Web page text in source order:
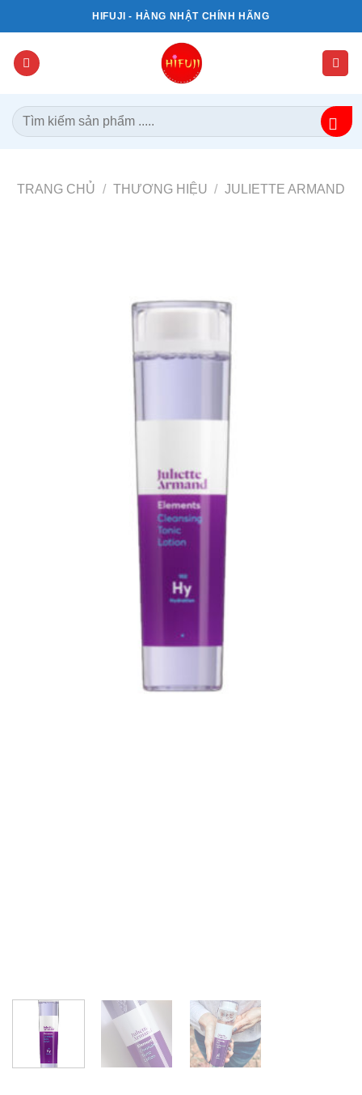
qua
dung
HIFUJI - HÀNG NHẬT CHÍNH HÃNG
Tìm
kiếm:
TRANG CHỦ / THƯƠNG HIỆU / JULIETTE ARMAND